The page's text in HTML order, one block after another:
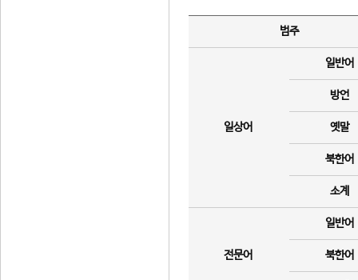
범주
일상어
일반어
방언
옛말
북한어
소계
전문어
일반어
북한어